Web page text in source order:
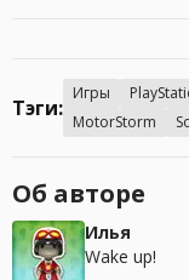
Тэги:
Игры
MotorStorm
Об авторе
Илья
Wake up!